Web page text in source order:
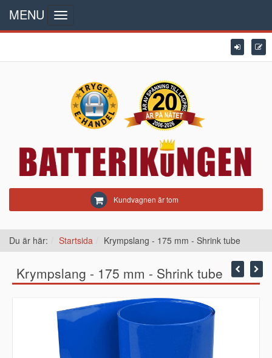
Kundvagnen är tom
MENU
Toggle
navigation
Du är här: Startsida Krympslang - 175 mm - Shrink tube
Krympslang - 175 mm - Shrink tube